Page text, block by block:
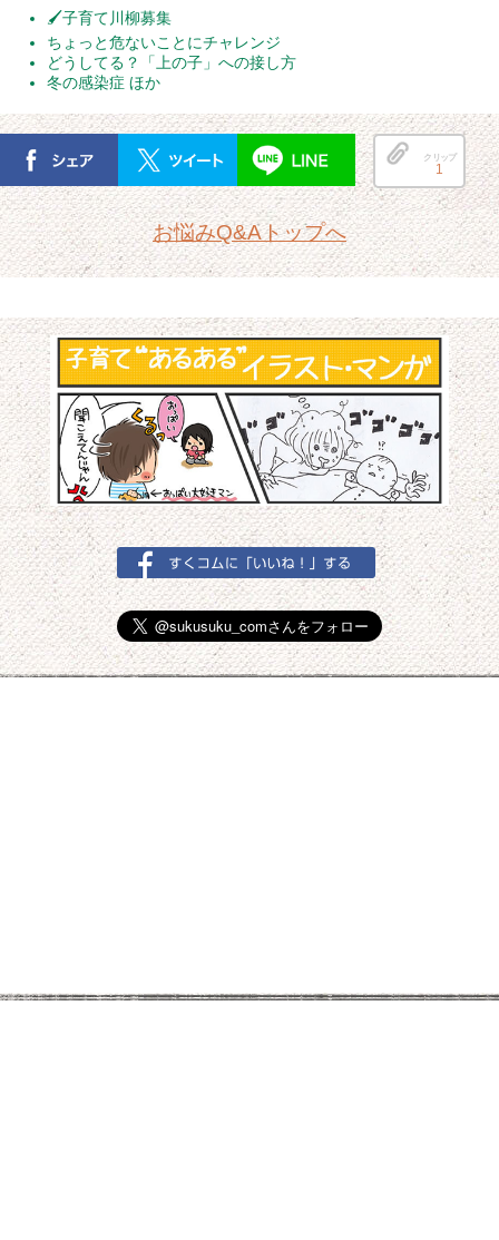
🖌子育て川柳募集
ちょっと危ないことにチャレンジ
どうしてる？「上の子」への接し方
冬の感染症 ほか
クリップ
1
お悩みQ&Aトップへ